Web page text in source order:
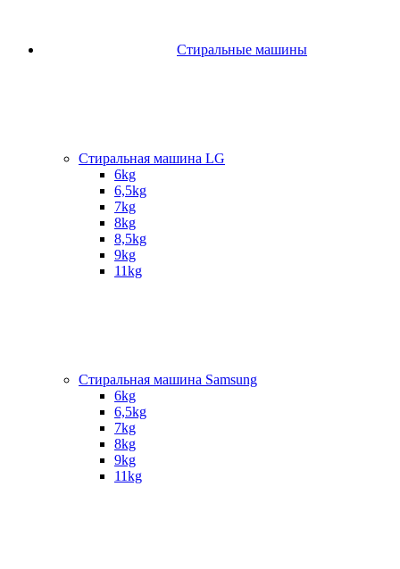
Стиральные машины
Стиральная машина LG
6kg
6,5kg
7kg
8kg
8,5kg
9kg
11kg
Стиральная машина Samsung
6kg
6,5kg
7kg
8kg
9kg
11kg